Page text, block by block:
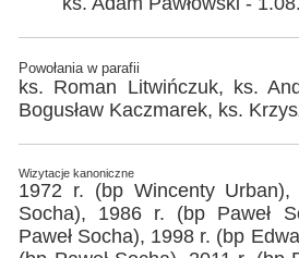
Powołania w parafii
ks. Roman Litwińczuk, ks.
Bogusław Kaczmarek, ks.
Wizytacje kanoniczne
1972 r. (bp Wincenty
Socha), 1986 r. (bp Paweł
Paweł Socha), 1998 r. (bp